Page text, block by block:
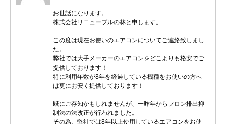
お世話になります。
株式会社リニューブルの林と申します。
この度は現在お使いのエアコンについてご連絡致しまし
た。
弊社では大手メーカーのエアコンをどこよりも格安でご
提供しております！
特に利用年数が8年を経過している機種をお使いの方へ
は更にお安く提供しております！
既にご存知かもしれませんが、一昨年からフロン排出抑
制法の法改正が行われました。
その為、弊社では8年以上使用しているエアコンをお使